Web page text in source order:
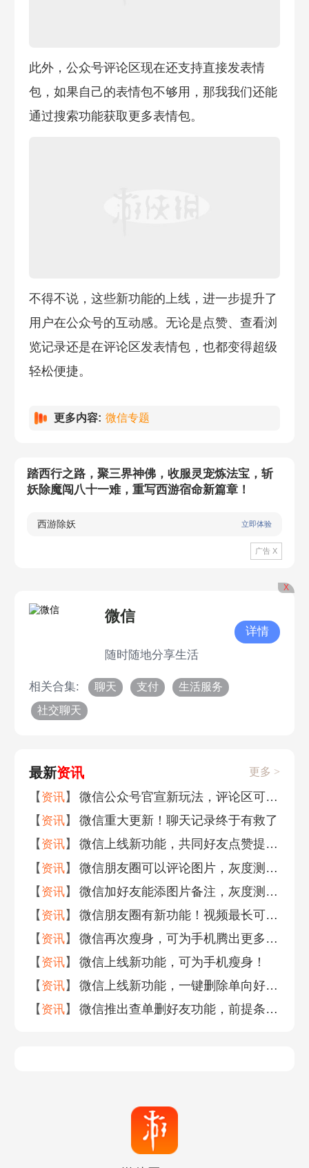
此外，公众号评论区现在还支持直接发表情
包，如果自己的表情包不够用，那我我们还能
通过搜索功能获取更多表情包。
不得不说，这些新功能的上线，进一步提升了
用户在公众号的互动感。无论是点赞、查看浏
览记录还是在评论区发表情包，也都变得超级
轻松便捷。
更多内容: 微信专题
踏西行之路，聚三界神佛，收服灵宠炼法宝，斩
妖除魔闯八十一难，重写西游宿命新篇章！
西游除妖 立即体验
广告 X
X
微信
随时随地分享生活
详情
相关合集: 聊天 支付 生活服务
社交聊天
最新资讯 更多 >
【 资讯】
微信公众号官宣新玩法，评论区可发表情包
【 资讯】
微信重大更新！聊天记录终于有救了
【 资讯】
微信上线新功能，共同好友点赞提醒可关闭
【 资讯】
微信朋友圈可以评论图片，灰度测试正在进行
【 资讯】
微信加好友能添图片备注，灰度测试正在进行
【 资讯】
微信朋友圈有新功能！视频最长可发5分钟！
【 资讯】
微信再次瘦身，可为手机腾出更多空间！
【 资讯】
微信上线新功能，可为手机瘦身！
【 资讯】
微信上线新功能，一键删除单向好友，社交管理更便捷
【 资讯】 微信推出查单删好友功能，前提条件：好友数达一万！